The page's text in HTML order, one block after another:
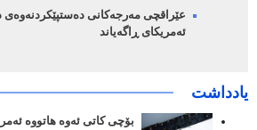
عێراقچی مەرجەکانی دەستپێکردنەوەی
ئەمریکای ڕاگەیاند
یادداشت
بۆچی کاتی ئەوە هاتووە